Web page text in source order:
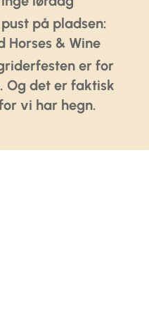
på pladsen:
Horses & Wine
er for
Og det er faktisk
vi har hegn.